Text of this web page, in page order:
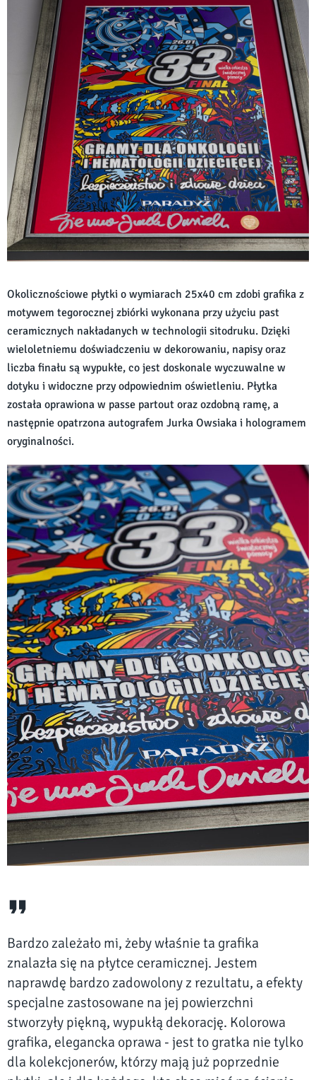
Okolicznościowe płytki o wymiarach 25x40 cm zdobi grafika z
motywem tegorocznej zbiórki wykonana przy użyciu past
ceramicznych nakładanych w technologii sitodruku. Dzięki
wieloletniemu doświadczeniu w dekorowaniu, napisy oraz
liczba finału są wypukłe, co jest doskonale wyczuwalne w
dotyku i widoczne przy odpowiednim oświetleniu. Płytka
została oprawiona w passe partout oraz ozdobną ramę, a
następnie opatrzona autografem Jurka Owsiaka i hologramem
oryginalności.
Bardzo zależało mi, żeby właśnie ta grafika
znalazła się na płytce ceramicznej. Jestem
naprawdę bardzo zadowolony z rezultatu, a efekty
specjalne zastosowane na jej powierzchni
stworzyły piękną, wypukłą dekorację. Kolorowa
grafika, elegancka oprawa - jest to gratka nie tylko
dla kolekcjonerów, którzy mają już poprzednie